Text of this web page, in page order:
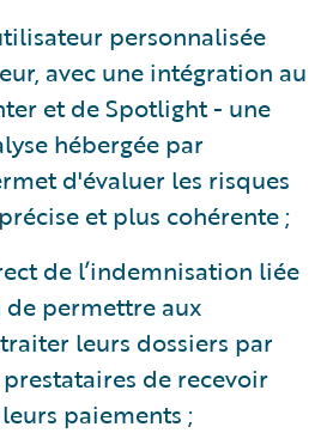
personnalisée
avec une intégration au
et de Spotlight - une
hébergée par
d'évaluer les risques
et plus cohérente ;
de l’indemnisation liée
de permettre aux
leurs dossiers par
de recevoir
paiements ;